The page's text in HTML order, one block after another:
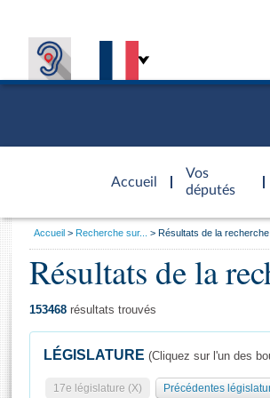
Accueil
d'accueil
Vos
députés
Général
Vous
Accueil Recherche sur... Résultats de la recherche
Résultats de la
153468 résultats trouvés
LÉGISLATURE (Cliquez sur l'un des
17e législature (X) Précédentes